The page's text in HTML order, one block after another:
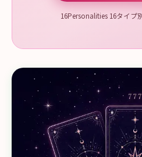
16Personalities 16タイプ